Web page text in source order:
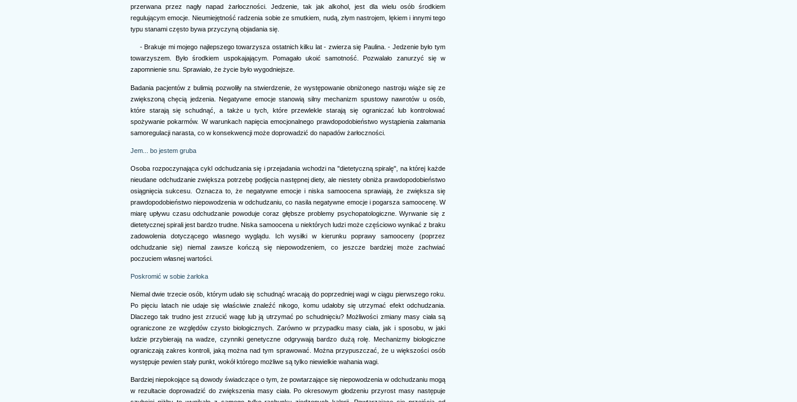
przerwana przez nagły napad żarłoczności. Jedzenie, tak jak alkohol, jest dla wielu osób środkiem
regulującym emocje. Nieumiejętność radzenia sobie ze smutkiem, nudą, złym nastrojem, lękiem i innymi tego
typu stanami często bywa przyczyną objadania się.
- Brakuje mi mojego najlepszego towarzysza ostatnich kilku lat - zwierza się Paulina. - Jedzenie było tym
towarzyszem. Było środkiem uspokajającym. Pomagało ukoić samotność. Pozwalało zanurzyć się w
zapomnienie snu. Sprawiało, że życie było wygodniejsze.
Badania pacjentów z bulimią pozwoliły na stwierdzenie, że występowanie obniżonego nastroju wiąże się ze
zwiększoną chęcią jedzenia. Negatywne emocje stanowią silny mechanizm spustowy nawrotów u osób,
które starają się schudnąć, a także u tych, które przewlekle starają się ograniczać lub kontrolować
spożywanie pokarmów. W warunkach napięcia emocjonalnego prawdopodobieństwo wystąpienia załamania
samoregulacji narasta, co w konsekwencji może doprowadzić do napadów żarłoczności.
Jem... bo jestem gruba
Osoba rozpoczynająca cykl odchudzania się i przejadania wchodzi na "dietetyczną spiralę", na której każde
nieudane odchudzanie zwiększa potrzebę podjęcia następnej diety, ale niestety obniża prawdopodobieństwo
osiągnięcia sukcesu. Oznacza to, że negatywne emocje i niska samoocena sprawiają, że zwiększa się
prawdopodobieństwo niepowodzenia w odchudzaniu, co nasila negatywne emocje i pogarsza samoocenę. W
miarę upływu czasu odchudzanie powoduje coraz głębsze problemy psychopatologiczne. Wyrwanie się z
dietetycznej spirali jest bardzo trudne. Niska samoocena u niektórych ludzi może częściowo wynikać z braku
zadowolenia dotyczącego własnego wyglądu. Ich wysiłki w kierunku poprawy samooceny (poprzez
odchudzanie się) niemal zawsze kończą się niepowodzeniem, co jeszcze bardziej może zachwiać
poczuciem własnej wartości.
Poskromić w sobie żarłoka
Niemal dwie trzecie osób, którym udało się schudnąć wracają do poprzedniej wagi w ciągu pierwszego roku.
Po pięciu latach nie udaje się właściwie znaleźć nikogo, komu udałoby się utrzymać efekt odchudzania.
Dlaczego tak trudno jest zrzucić wagę lub ją utrzymać po schudnięciu? Możliwości zmiany masy ciała są
ograniczone ze względów czysto biologicznych. Zarówno w przypadku masy ciała, jak i sposobu, w jaki
ludzie przybierają na wadze, czynniki genetyczne odgrywają bardzo dużą rolę. Mechanizmy biologiczne
ograniczają zakres kontroli, jaką można nad tym sprawować. Można przypuszczać, że u większości osób
występuje pewien stały punkt, wokół którego możliwe są tylko niewielkie wahania wagi.
Bardziej niepokojące są dowody świadczące o tym, że powtarzające się niepowodzenia w odchudzaniu mogą
w rezultacie doprowadzić do zwiększenia masy ciała. Po okresowym głodzeniu przyrost masy następuje